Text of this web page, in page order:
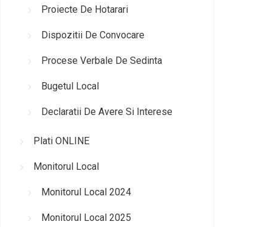
Proiecte De Hotarari
Dispozitii De Convocare
Procese Verbale De Sedinta
Bugetul Local
Declaratii De Avere Si Interese
Plati ONLINE
Monitorul Local
Monitorul Local 2024
Monitorul Local 2025